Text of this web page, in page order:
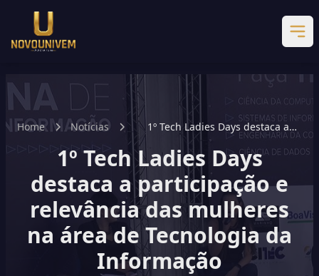
Home Notícias
1º Tech Ladies Days destaca a
participação e relevância das
mulheres na área de Tecnologia
da Informação
1º Tech Ladies Days
destaca a participação e
relevância das mulheres
na área de Tecnologia da
Informação